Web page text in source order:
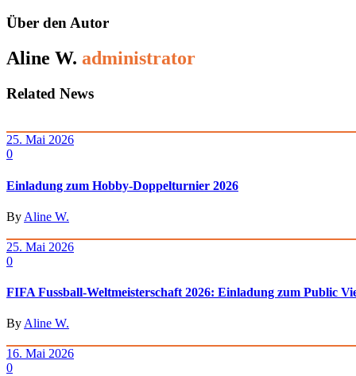
Über den Autor
Aline W. administrator
Related News
25. Mai 2026
0
Einladung zum Hobby-Doppelturnier 2026
By Aline W.
25. Mai 2026
0
FIFA Fussball-Weltmeisterschaft 2026: Einladung zum Public
ByAline W.
16. Mai 2026
0